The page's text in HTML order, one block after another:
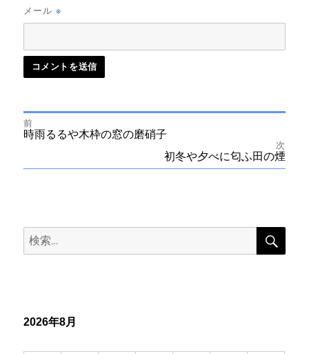
メール※
投
ゲ
前
前
の
時雨るるや木枠の窓の磨硝子
次
初冬や夕べに匂ふ田の煙
検
索:
検
2026年8月